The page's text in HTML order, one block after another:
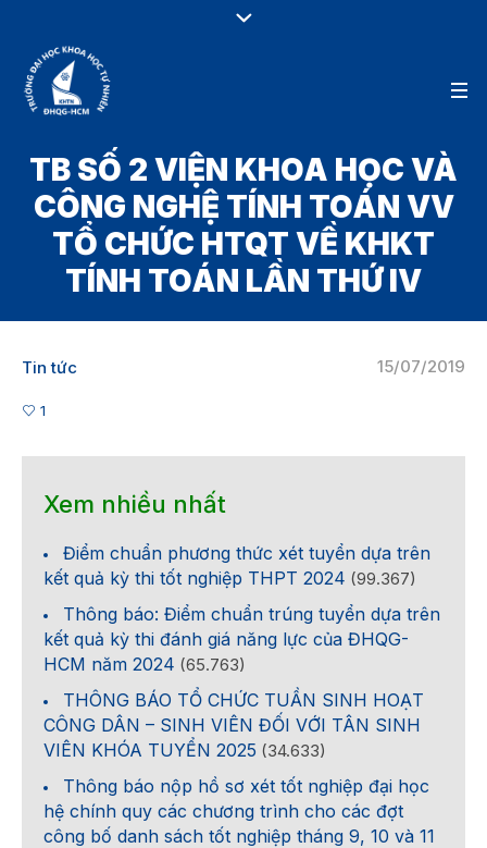
TB SỐ 2 VIỆN KHOA HỌC VÀ
CÔNG NGHỆ TÍNH TOÁN VV
TỔ CHỨC HTQT VỀ KHKT
TÍNH TOÁN LẦN THỨ IV
15/07/2019
Tin tức
1
Xem nhiều nhất
Điểm chuẩn phương thức xét tuyển dựa trên
kết quả kỳ thi tốt nghiệp THPT 2024 (99.367)
Thông báo: Điểm chuẩn trúng tuyển dựa trên
kết quả kỳ thi đánh giá năng lực của ĐHQG-
HCM năm 2024 (65.763)
THÔNG BÁO TỔ CHỨC TUẦN SINH HOẠT
CÔNG DÂN – SINH VIÊN ĐỐI VỚI TÂN SINH
VIÊN KHÓA TUYỂN 2025 (34.633)
Thông báo nộp hồ sơ xét tốt nghiệp đại học
hệ chính quy các chương trình cho các đợt
công bố danh sách tốt nghiệp tháng 9, 10 và 11